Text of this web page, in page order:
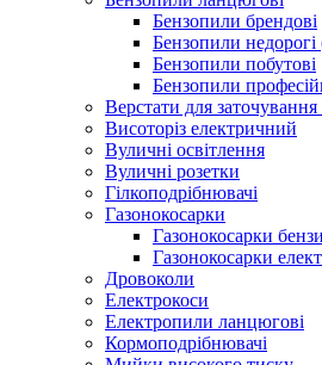
Бензопили брендові
Бензопили недорогі
Бензопили побутові
Бензопили
Верстати для
Висоторіз електричний
Вуличні освітлення
Вуличні розетки
Гілкоподрібнювачі
Газонокосарки
Газонокосарки
Газонокосарки
Дровоколи
Електрокоси
Електропили ланцюгові
Кормоподрібнювачі